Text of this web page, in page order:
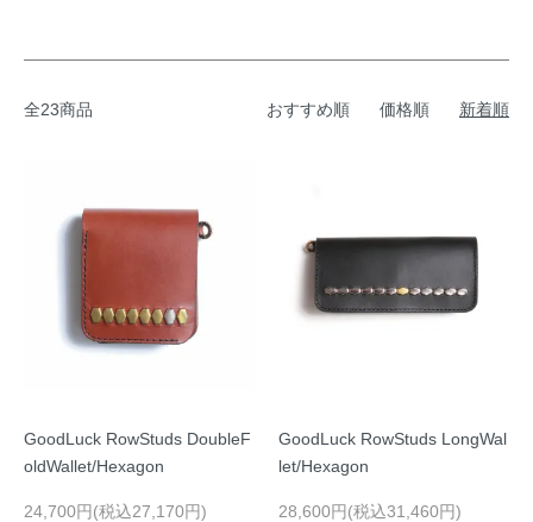
全23商品 おすすめ順 価格順 新着順
GoodLuck RowStuds DoubleF
oldWallet/Hexagon
24,700円(税込27,170円)
GoodLuck RowStuds LongWal
let/Hexagon
28,600円(税込31,460円)